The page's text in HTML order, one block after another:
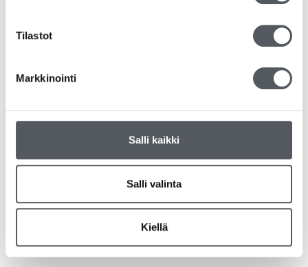
Tilastot
Markkinointi
Salli kaikki
Salli valinta
Kiellä
Shampoot ja suihkusaippuat
Pesuaineet